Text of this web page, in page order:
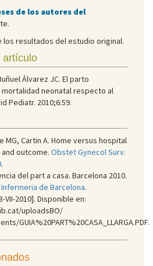
de los autores del
los resultados del estudio original.
artículo
Álvarez JC. El parto
neonatal respecto al
Pediatr. 2010;6:59.
MG, Cartin A. Home versus hospital
outcome. Obstet Gynecol Surv.
.
del part a casa. Barcelona 2010.
de Barcelona.
VII-2010]. Disponible en:
uploadsBO/
GUIA%20PART%20CASA_LLARGA.PDF.